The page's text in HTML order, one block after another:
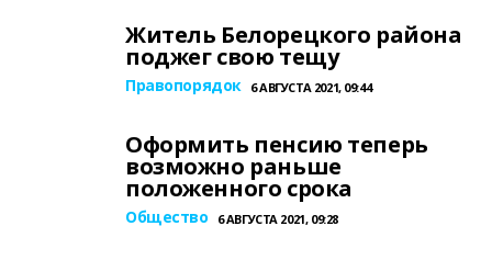
Житель Белорецкого района
поджег свою тещу
Правопорядок 6 АВГУСТА 2021, 09:44
Оформить пенсию теперь
возможно раньше
положенного срока
Общество 6 АВГУСТА 2021, 09:28